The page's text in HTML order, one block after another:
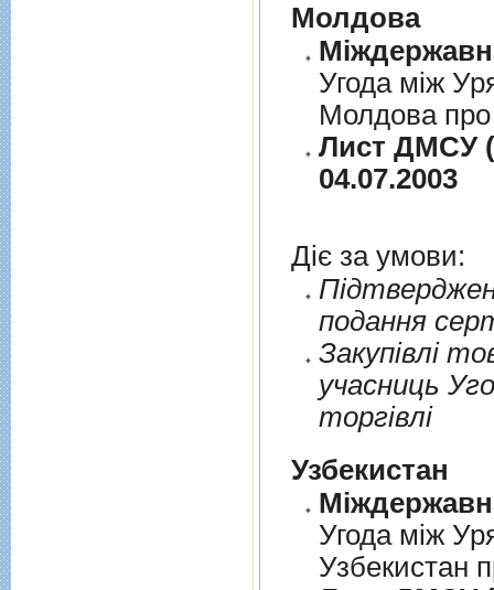
Молдова
Угода між
Молдова про
Лист ДМСУ
04.07.2003
Діє за умови:
подання
Закупiвлi
учасниць
торгiвлi
Узбекистан
Угода між
Узбекистан